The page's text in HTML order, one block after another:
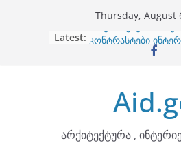
Thursday, August
Latest: ბინების
კონტრასტები
ინტერიერის დიზიანი
არტემიდი
არქიტექტურა ,